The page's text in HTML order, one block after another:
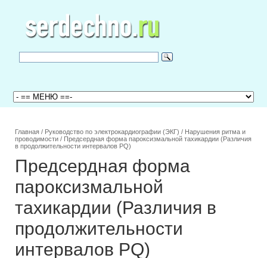
Главная / Руководство по электрокардиографии (ЭКГ) / Нарушения ритма и
проводимости / Предсердная форма пароксизмальной тахикардии (Различия
в продолжительности интервалов PQ)
Предсердная форма
пароксизмальной
тахикардии (Различия в
продолжительности
интервалов PQ)